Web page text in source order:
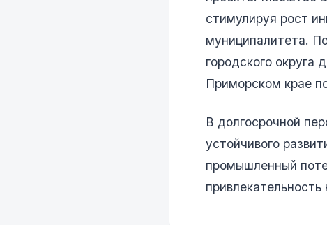
стимулируя рост
муниципалитета.
городского округа
Приморском крае
В долгосрочной
устойчивого
промышленный